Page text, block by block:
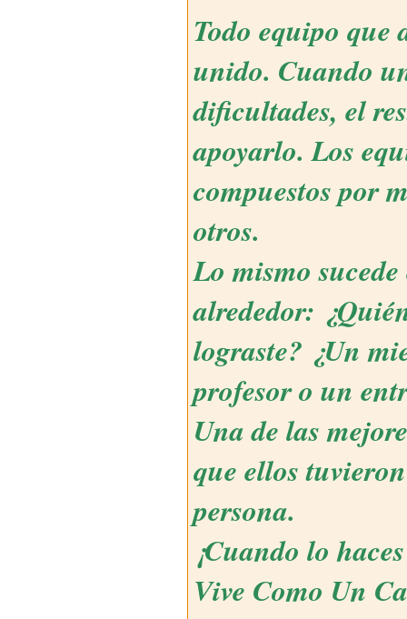
Todo equipo que
unido. Cuando
dificultades, el
apoyarlo. Los
compuestos por
otros.
Lo mismo
alrededor:
lograste? ¿Un
profesor o un
Una de las
que ellos
persona.
¡Cuando lo
Vive Como Un